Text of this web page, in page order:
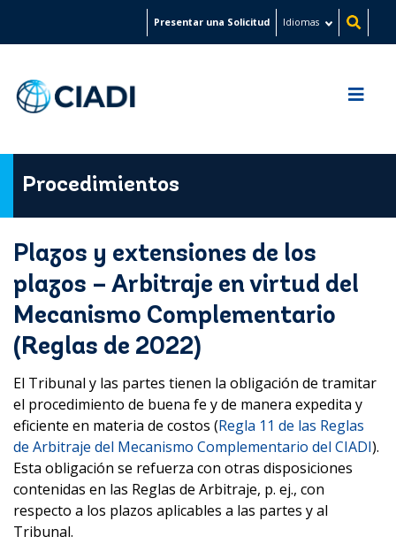
Presentar una Solicitud Idiomas
Procedimientos
Plazos y extensiones de los
plazos – Arbitraje en virtud del
Mecanismo Complementario
(Reglas de 2022)
El Tribunal y las partes tienen la obligación de tramitar
el procedimiento de buena fe y de manera expedita y
eficiente en materia de costos (Regla 11 de las Reglas
de Arbitraje del Mecanismo Complementario del CIADI).
Esta obligación se refuerza con otras disposiciones
contenidas en las Reglas de Arbitraje, p. ej., con
respecto a los plazos aplicables a las partes yal
Tribunal.